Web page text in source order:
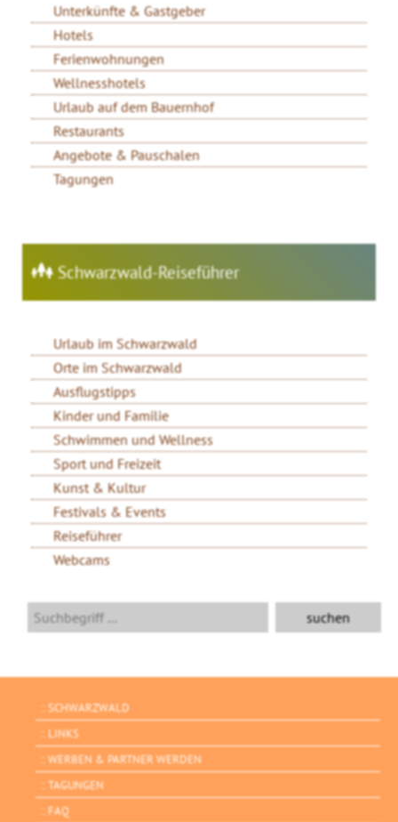
Unterkünfte & Gastgeber
Hotels
Ferienwohnungen
Wellnesshotels
Urlaub auf dem Bauernhof
Restaurants
Angebote & Pauschalen
Tagungen
Schwarzwald-Reiseführer
Urlaub im Schwarzwald
Orte im Schwarzwald
Ausflugstipps
Kinder und Familie
Schwimmen und Wellness
Sport und Freizeit
Kunst & Kultur
Festivals & Events
Reiseführer
Webcams
SCHWARZWALD
LINKS
WERBEN & PARTNER WERDEN
TAGUNGEN
FAQ